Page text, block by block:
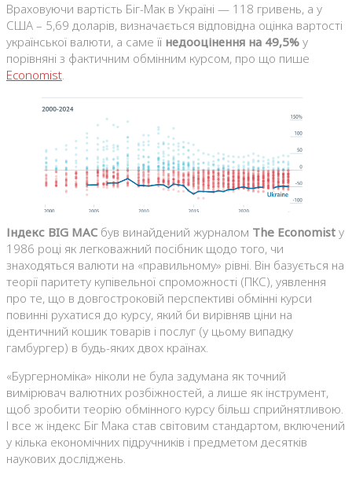
Враховуючи вартість Біг-Мак в Україні — 118 гривень, а у
США – 5,69 доларів, визначається відповідна оцінка вартості
української валюти, а саме її недооцінення на 49,5% у
порівняні з фактичним обмінним курсом, про що пише
Economist.
Індекс BIG MAC був винайдений журналом The Economist у
1986 році як легковажний посібник щодо того, чи
знаходяться валюти на «правильному» рівні. Він базується на
теорії паритету купівельної спроможності (ПКС), уявлення
про те, що в довгостроковій перспективі обмінні курси
повинні рухатися до курсу, який би вирівняв ціни на
ідентичний кошик товарів і послуг (у цьому випадку
гамбургер) в будь-яких двох країнах.
«Бургерноміка» ніколи не була задумана як точний
вимірювач валютних розбіжностей, а лише як інструмент,
щоб зробити теорію обмінного курсу більш сприйнятливою.
І все ж індекс Біг Мака став світовим стандартом, включений
у кілька економічних підручників і предметом десятків
наукових досліджень.